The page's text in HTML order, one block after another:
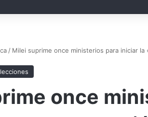
/ Milei suprime once ministerios para iniciar
once